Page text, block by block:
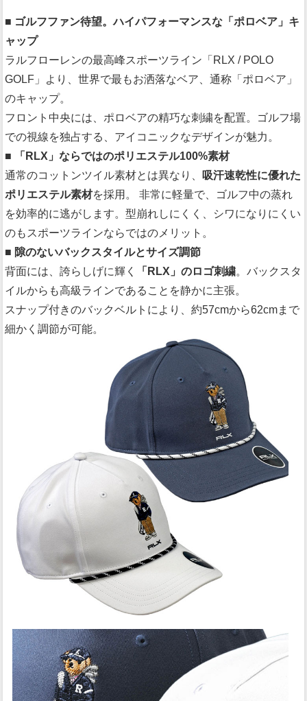
■ ゴルフファン待望。ハイパフォーマンスな「ポロベア」キ
ャップ
ラルフローレンの最高峰スポーツライン「RLX / POLO
GOLF」より、世界で最もお洒落なベア、通称「ポロベア」
のキャップ。
フロント中央には、ポロベアの精巧な刺繍を配置。ゴルフ場
での視線を独占する、アイコニックなデザインが魅力。
■ 「RLX」ならではのポリエステル100%素材
通常のコットンツイル素材とは異なり、
吸汗速乾性に優れた
ポリエステル素材を採用。 非常に軽量で、ゴルフ中の蒸れ
を効率的に逃がします。型崩れしにくく、シワになりにくい
のもスポーツラインならではのメリット。
■ 隙のないバックスタイルとサイズ調節
背面には、誇らしげに輝く
「RLX」のロゴ刺繍。バックスタ
イルからも高級ラインであることを静かに主張。
スナップ付きのバックベルトにより、約57cmから62cmまで
細かく調節が可能。